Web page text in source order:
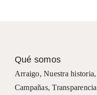
Qué somos
Arraigo,Nuestra historia,
Campañas, Transparencia